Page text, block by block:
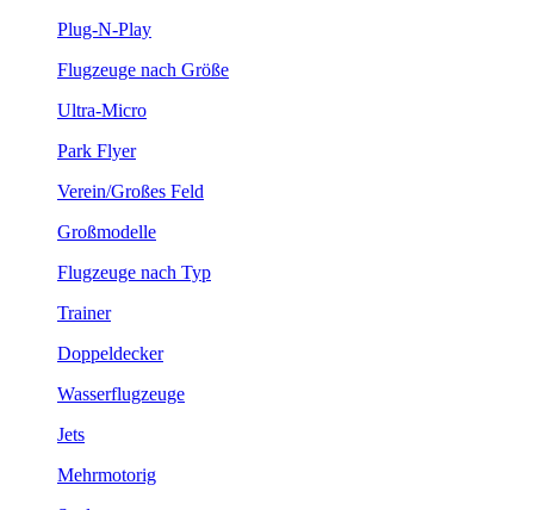
Plug-N-Play
Flugzeuge nach Größe
Ultra-Micro
Park Flyer
Verein/Großes Feld
Großmodelle
Flugzeuge nach Typ
Trainer
Doppeldecker
Wasserflugzeuge
Jets
Mehrmotorig